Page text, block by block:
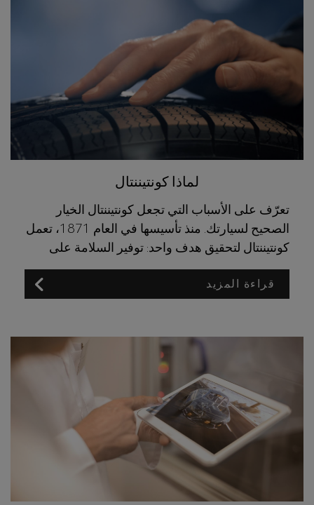
لماذا كونتيننتال
تعرّف على الأسباب التي تجعل كونتيننتال الخيار
الصحيح لسيارتك. منذ تأسيسها في العام 1871، تعمل
كونتيننتال لتحقيق هدف واحد: توفير السلامة على
الطرقات دون المساومة على راحة ومتعة القيادة.
قراءة المزيد